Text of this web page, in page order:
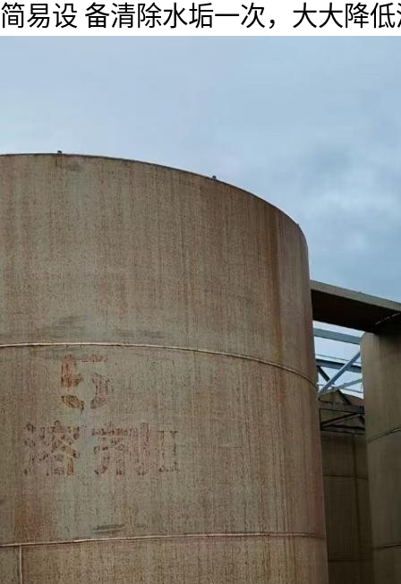
简易设 备清除水垢一次，大大降